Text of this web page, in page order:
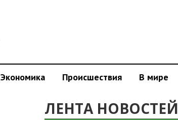
Экономика Происшествия В мире
ЛЕНТА НОВОСТЕЙ